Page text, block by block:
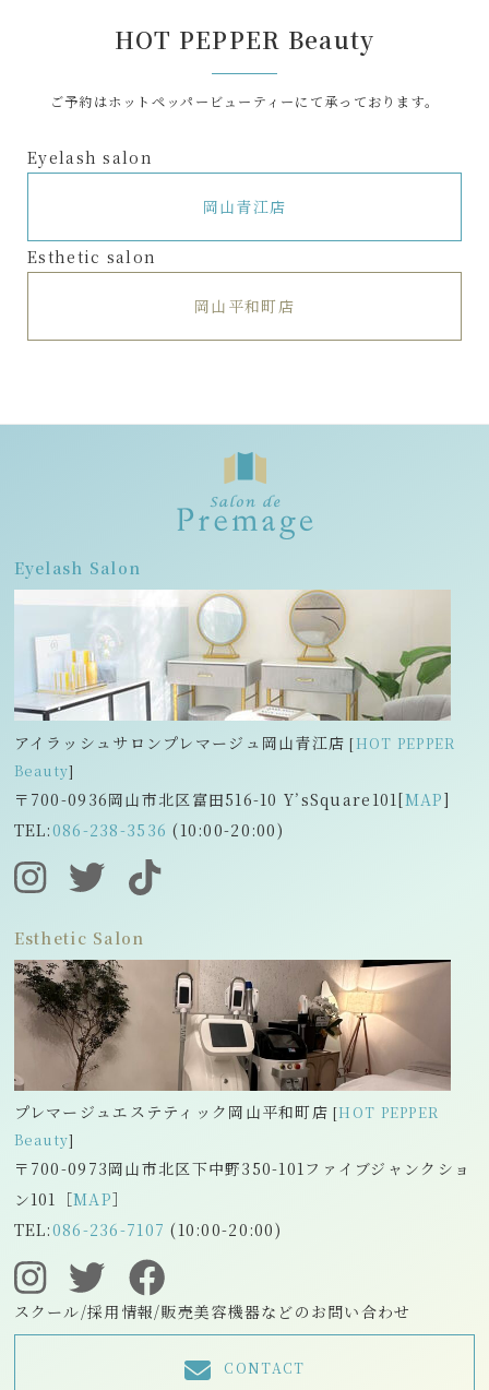
HOT PEPPER Beauty
ご予約はホットペッパービューティーにて承っております。
Eyelash salon
岡山青江店
Esthetic salon
岡山平和町店
Eyelash Salon
アイラッシュサロンプレマージュ岡山青江店 [HOT PEPPER
Beauty]
〒700-0936岡山市北区富田516-10 Y’sSquare101[MAP]
TEL:086-238-3536 (10:00-20:00)
Esthetic Salon
プレマージュエステティック岡山平和町店 [HOT PEPPER
Beauty]
〒700-0973岡山市北区下中野350-101ファイブジャンクショ
ン101［MAP］
TEL:086-236-7107 (10:00-20:00)
スクール/採用情報/販売美容機器などのお問い合わせ
CONTACT